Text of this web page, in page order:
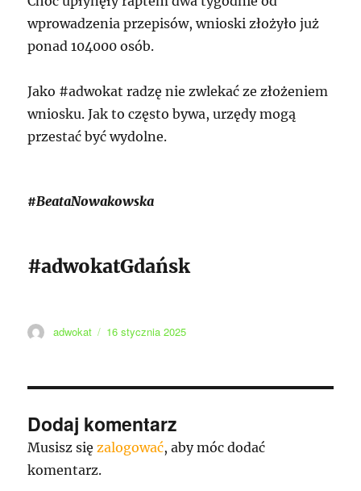
wprowadzenia przepisów, wnioski złożyło już
ponad 104000 osób.
Jako #adwokat radzę nie zwlekać ze złożeniem
wniosku. Jak to często bywa, urzędy mogą
przestać być wydolne.
#BeataNowakowska
#adwokatGdańsk
Autor
adwokat
Data
16 stycznia 2025
Dodaj komentarz
Musisz sięzalogować, aby móc dodać
komentarz.